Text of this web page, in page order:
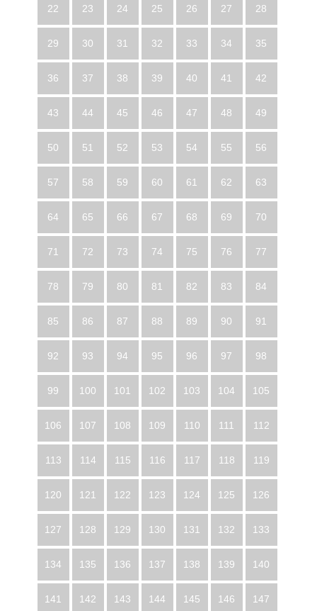
22 23 24 25 26 27 28
29 30 31 32 33 34 35
36 37 38 39 40 41 42
43 44 45 46 47 48 49
50 51 52 53 54 55 56
57 58 59 60 61 62 63
64 65 66 67 68 69 70
71 72 73 74 75 76 77
78 79 80 81 82 83 84
85 86 87 88 89 90 91
92 93 94 95 96 97 98
99 100 101 102 103 104 105
106 107 108 109 110 111 112
113 114 115 116 117 118 119
120 121 122 123 124 125 126
127 128 129 130 131 132 133
134 135 136 137 138 139 140
141 142 143 144 145 146 147